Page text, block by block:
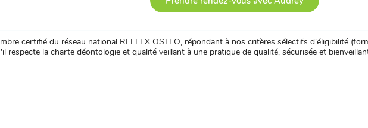
certifié du réseau national REFLEX OSTEO, répondant à nos critères sélectifs d'éligibilité
respecte la charte déontologie et qualité veillant à une pratique de qualité, sécurisée et